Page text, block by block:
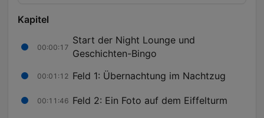
Kapitel
00:00:17
Start der Night Lounge und
Geschichten-Bingo
00:01:12 Feld 1: Übernachtung im Nachtzug
00:11:46 Feld 2: Ein Foto auf dem Eiffelturm